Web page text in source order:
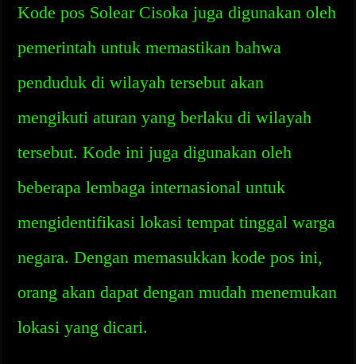
Kode pos Solear Cisoka juga digunakan oleh
pemerintah untuk memastikan bahwa
penduduk di wilayah tersebut akan
mengikuti aturan yang berlaku di wilayah
tersebut. Kode ini juga digunakan oleh
beberapa lembaga internasional untuk
mengidentifikasi lokasi tempat tinggal warga
negara. Dengan memasukkan kode pos ini,
orang akan dapat dengan mudah menemukan
lokasi yang dicari.